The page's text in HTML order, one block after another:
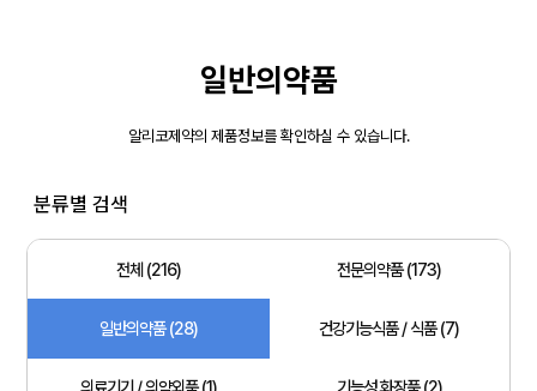
일반의약품
알리코제약의 제품정보를 확인하실 수 있습니다.
분류별 검색
전체 (216) 전문의약품 (173)
일반의약품 (28) 건강기능식품 / 식품 (7)